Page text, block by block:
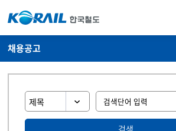
채용공고
검색